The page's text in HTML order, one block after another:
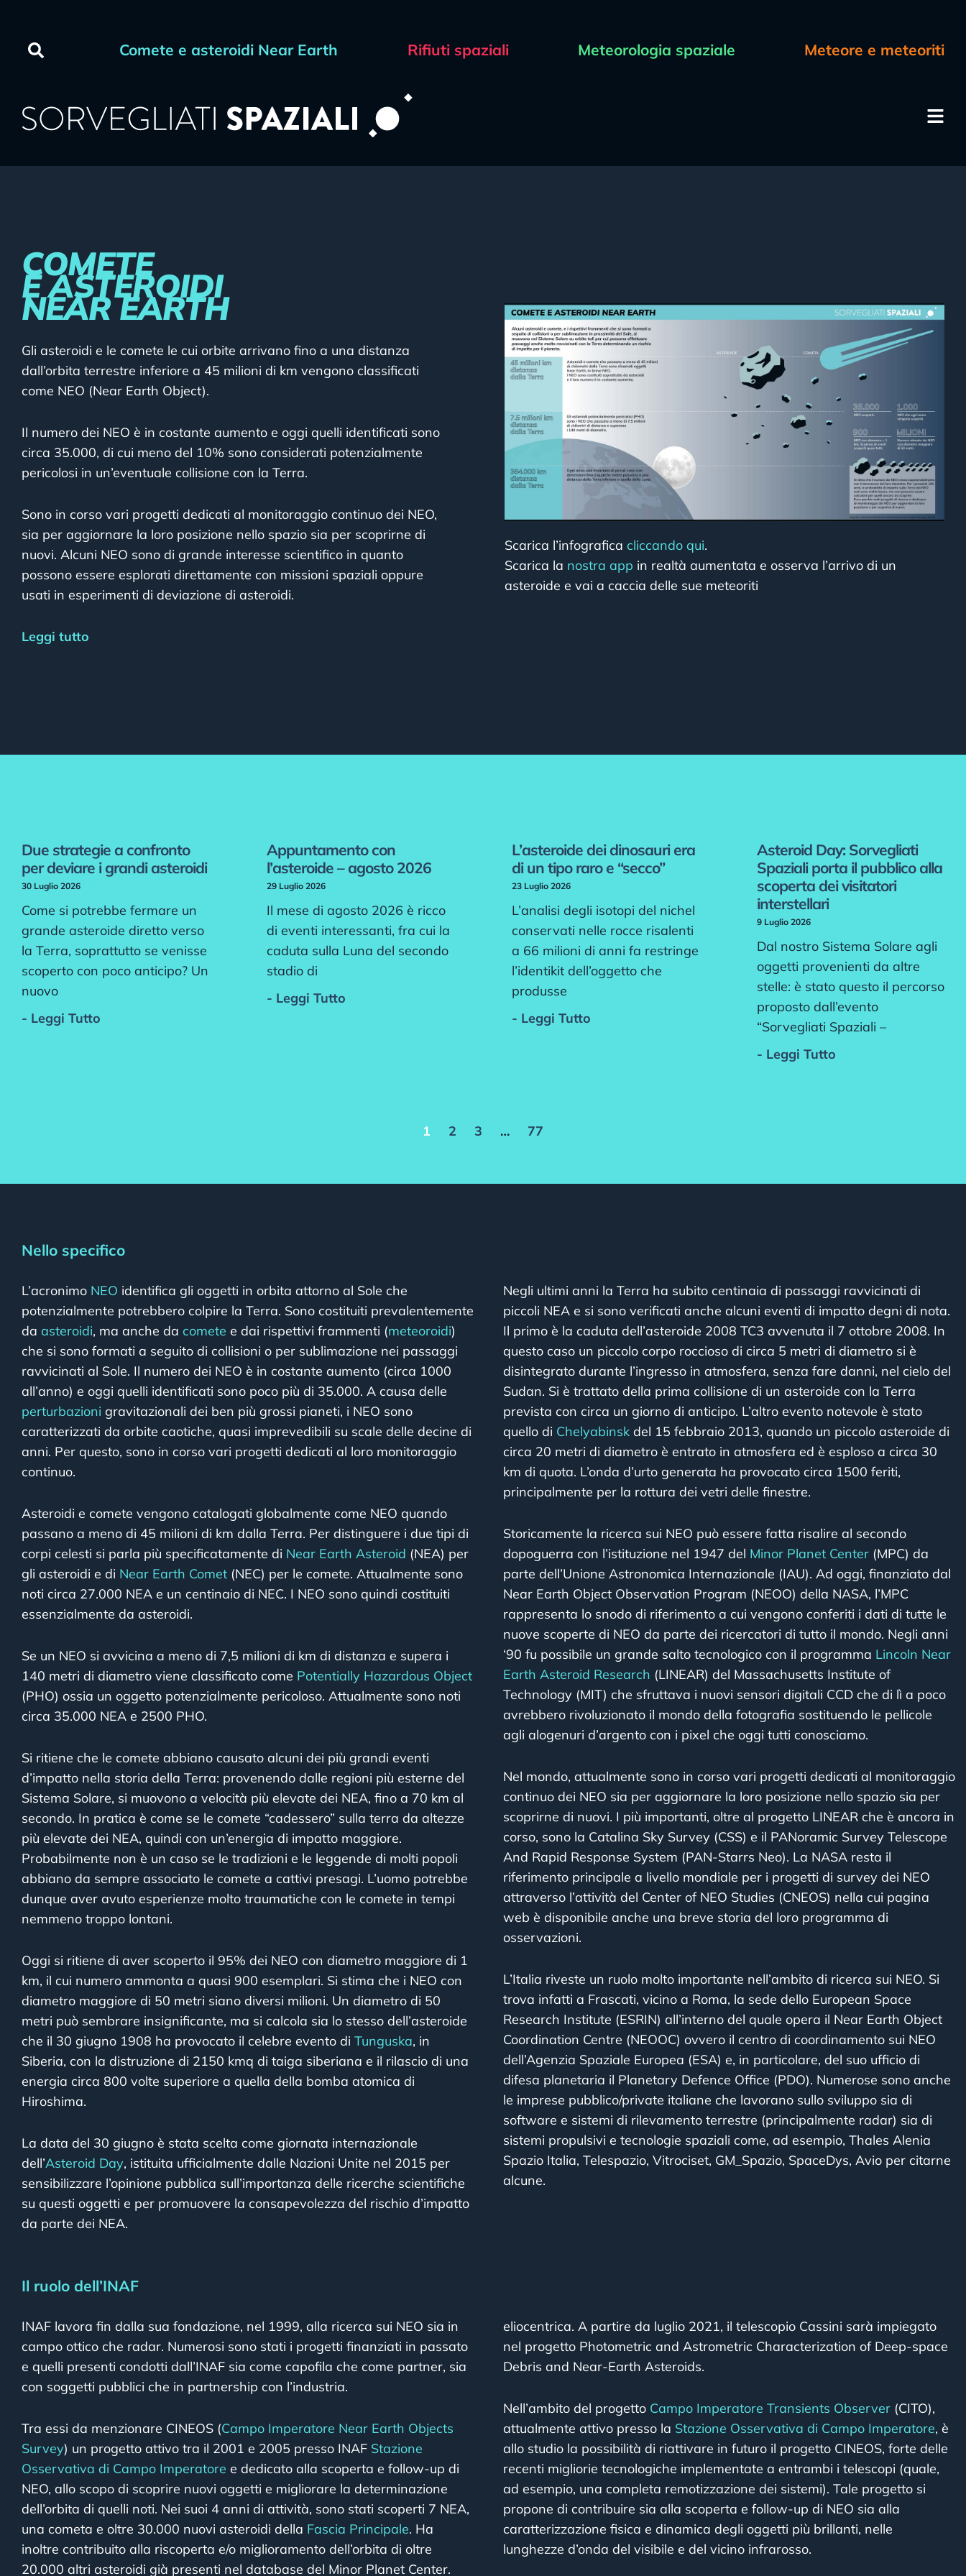
Comete e asteroidi Near Earth Rifiuti spaziali Meteorologia spaziale Meteore e meteoriti
COMETE
E ASTEROIDI
NEAR EARTH
Gli asteroidi e le comete le cui orbite arrivano fino a una distanza
dall’orbita terrestre inferiore a 45 milioni di km vengono classificati
come NEO (Near Earth Object).
Il numero dei NEO è in costante aumento e oggi quelli identificati sono
circa 35.000, di cui meno del 10% sono considerati potenzialmente
pericolosi in un’eventuale collisione con la Terra.
Sono in corso vari progetti dedicati al monitoraggio continuo dei NEO,
sia per aggiornare la loro posizione nello spazio sia per scoprirne di
nuovi. Alcuni NEO sono di grande interesse scientifico in quanto
possono essere esplorati direttamente con missioni spaziali oppure
usati in esperimenti di deviazione di asteroidi.
Leggi tutto
Scarica l’infografica cliccando qui.
Scarica la nostra app in realtà aumentata e osserva l’arrivo di un
asteroide e vai a caccia delle sue meteoriti
Due strategie a confronto
per deviare i grandi asteroidi
30 Luglio 2026
Come si potrebbe fermare un
grande asteroide diretto verso
la Terra, soprattutto se venisse
scoperto con poco anticipo? Un
nuovo
- Leggi Tutto
Appuntamento con
l’asteroide – agosto 2026
29 Luglio 2026
Il mese di agosto 2026 è ricco
di eventi interessanti, fra cui la
caduta sulla Luna del secondo
stadio di
- Leggi Tutto
L’asteroide dei dinosauri era
di un tipo raro e “secco”
23 Luglio 2026
L’analisi degli isotopi del nichel
conservati nelle rocce risalenti
a 66 milioni di anni fa restringe
l’identikit dell’oggetto che
produsse
- Leggi Tutto
Asteroid Day: Sorvegliati
Spaziali porta il pubblico alla
scoperta dei visitatori
interstellari
9 Luglio 2026
Dal nostro Sistema Solare agli
oggetti provenienti da altre
stelle: è stato questo il percorso
proposto dall’evento
“Sorvegliati Spaziali –
- Leggi Tutto
1 2 3 … 77
Nello specifico
L’acronimo NEO identifica gli oggetti in orbita attorno al Sole che
potenzialmente potrebbero colpire la Terra. Sono costituiti prevalentemente
da asteroidi, ma anche da comete e dai rispettivi frammenti (meteoroidi)
che si sono formati a seguito di collisioni o per sublimazione nei passaggi
ravvicinati al Sole. Il numero dei NEO è in costante aumento (circa 1000
all’anno) e oggi quelli identificati sono poco più di 35.000. A causa delle
perturbazioni gravitazionali dei ben più grossi pianeti, i NEO sono
caratterizzati da orbite caotiche, quasi imprevedibili su scale delle decine di
anni. Per questo, sono in corso vari progetti dedicati al loro monitoraggio
continuo.
Asteroidi e comete vengono catalogati globalmente come NEO quando
passano a meno di 45 milioni di km dalla Terra. Per distinguere i due tipi di
corpi celesti si parla più specificatamente di Near Earth Asteroid (NEA) per
gli asteroidi e di Near Earth Comet (NEC) per le comete. Attualmente sono
noti circa 27.000 NEA e un centinaio di NEC. I NEO sono quindi costituiti
essenzialmente da asteroidi.
Se un NEO si avvicina a meno di 7,5 milioni di km di distanza e supera i
140 metri di diametro viene classificato come Potentially Hazardous Object
(PHO) ossia un oggetto potenzialmente pericoloso. Attualmente sono noti
circa 35.000 NEA e 2500 PHO.
Si ritiene che le comete abbiano causato alcuni dei più grandi eventi
d’impatto nella storia della Terra: provenendo dalle regioni più esterne del
Sistema Solare, si muovono a velocità più elevate dei NEA, fino a 70 km al
secondo. In pratica è come se le comete “cadessero” sulla terra da altezze
più elevate dei NEA, quindi con un’energia di impatto maggiore.
Probabilmente non è un caso se le tradizioni e le leggende di molti popoli
abbiano da sempre associato le comete a cattivi presagi. L’uomo potrebbe
dunque aver avuto esperienze molto traumatiche con le comete in tempi
nemmeno troppo lontani.
Oggi si ritiene di aver scoperto il 95% dei NEO con diametro maggiore di 1
km, il cui numero ammonta a quasi 900 esemplari. Si stima che i NEO con
diametro maggiore di 50 metri siano diversi milioni. Un diametro di 50
metri può sembrare insignificante, ma si calcola sia lo stesso dell’asteroide
che il 30 giugno 1908 ha provocato il celebre evento di Tunguska, in
Siberia, con la distruzione di 2150 kmq di taiga siberiana e il rilascio di una
energia circa 800 volte superiore a quella della bomba atomica di
Hiroshima.
La data del 30 giugno è stata scelta come giornata internazionale
dell’Asteroid Day, istituita ufficialmente dalle Nazioni Unite nel 2015 per
sensibilizzare l’opinione pubblica sull’importanza delle ricerche scientifiche
su questi oggetti e per promuovere la consapevolezza del rischio d’impatto
da parte dei NEA.
Negli ultimi anni la Terra ha subito centinaia di passaggi ravvicinati di
piccoli NEA e si sono verificati anche alcuni eventi di impatto degni di nota.
Il primo è la caduta dell’asteroide 2008 TC3 avvenuta il 7 ottobre 2008. In
questo caso un piccolo corpo roccioso di circa 5 metri di diametro si è
disintegrato durante l’ingresso in atmosfera, senza fare danni, nel cielo del
Sudan. Si è trattato della prima collisione di un asteroide con la Terra
prevista con circa un giorno di anticipo. L’altro evento notevole è stato
quello di Chelyabinskdel 15 febbraio 2013, quando un piccolo asteroide di
circa 20 metri di diametro è entrato in atmosfera ed è esploso a circa 30
km di quota. L’onda d’urto generata ha provocato circa 1500 feriti,
principalmente per la rottura dei vetri delle finestre.
Storicamente la ricerca sui NEO può essere fatta risalire al secondo
dopoguerra con l’istituzione nel 1947 del Minor Planet Center(MPC) da
parte dell’Unione Astronomica Internazionale (IAU). Ad oggi, finanziato dal
Near Earth Object Observation Program (NEOO) della NASA, l’MPC
rappresenta lo snodo di riferimento a cui vengono conferiti i dati di tutte le
nuove scoperte di NEO da parte dei ricercatori di tutto il mondo. Negli anni
‘90 fu possibile un grande salto tecnologico con il programma Lincoln Near
Earth Asteroid Research (LINEAR) del Massachusetts Institute of
Technology (MIT) che sfruttava i nuovi sensori digitali CCD che di lì a poco
avrebbero rivoluzionato il mondo della fotografia sostituendo le pellicole
agli alogenuri d’argento con i pixel che oggi tutti conosciamo.
Nel mondo, attualmente sono in corso vari progetti dedicati al monitoraggio
continuo dei NEO sia per aggiornare la loro posizione nello spazio sia per
scoprirne di nuovi. I più importanti, oltre al progetto LINEAR che è ancora in
corso, sono la Catalina Sky Survey (CSS) e il PANoramic Survey Telescope
And Rapid Response System (PAN-Starrs Neo). La NASA resta il
riferimento principale a livello mondiale per i progetti di survey dei NEO
attraverso l’attività del Center of NEO Studies (CNEOS) nella cui pagina
web è disponibile anche una breve storia del loro programma di
osservazioni.
L’Italia riveste un ruolo molto importante nell’ambito di ricerca sui NEO. Si
trova infatti a Frascati, vicino a Roma, la sede dello European Space
Research Institute (ESRIN) all’interno del quale opera il Near Earth Object
Coordination Centre (NEOOC) ovvero il centro di coordinamento sui NEO
dell’Agenzia Spaziale Europea (ESA) e, in particolare, del suo ufficio di
difesa planetaria il Planetary Defence Office (PDO). Numerose sono anche
le imprese pubblico/private italiane che lavorano sullo sviluppo sia di
software e sistemi di rilevamento terrestre (principalmente radar) sia di
sistemi propulsivi e tecnologie spaziali come, ad esempio, Thales Alenia
Spazio Italia, Telespazio, Vitrociset, GM_Spazio, SpaceDys, Avio per citarne
alcune.
Il ruolo dell’INAF
INAF lavora fin dalla sua fondazione, nel 1999, alla ricerca sui NEO sia in
campo ottico che radar. Numerosi sono stati i progetti finanziati in passato
e quelli presenti condotti dall’INAF sia come capofila che come partner, sia
con soggetti pubblici che in partnership con l’industria.
Tra essi da menzionare CINEOS (Campo Imperatore Near Earth Objects
Survey) un progetto attivo tra il 2001 e 2005 presso INAF Stazione
Osservativa di Campo Imperatore e dedicato alla scoperta e follow-up di
NEO, allo scopo di scoprire nuovi oggetti e migliorare la determinazione
dell’orbita di quelli noti. Nei suoi 4 anni di attività, sono stati scoperti 7 NEA,
una cometa e oltre 30.000 nuovi asteroidi della Fascia Principale. Ha
inoltre contribuito alla riscoperta e/o miglioramento dell’orbita di oltre
20.000 altri asteroidi già presenti nel database del Minor Planet Center.
eliocentrica. A partire da luglio 2021, il telescopio Cassini sarà impiegato
nel progetto Photometric and Astrometric Characterization of Deep-space
Debris and Near-Earth Asteroids.
Nell’ambito del progetto Campo Imperatore Transients Observer(CITO),
attualmente attivo presso la Stazione Osservativa di Campo Imperatore, è
allo studio la possibilità di riattivare in futuro il progetto CINEOS, forte delle
recenti migliorie tecnologiche implementate a entrambi i telescopi (quale,
ad esempio, una completa remotizzazione dei sistemi). Tale progetto si
propone di contribuire sia alla scoperta e follow-up di NEO sia alla
caratterizzazione fisica e dinamica degli oggetti più brillanti, nelle
lunghezze d’onda del visibile e del vicino infrarosso.